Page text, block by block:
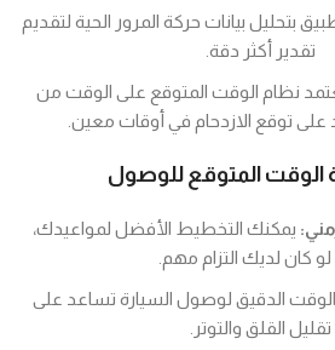
بتحليل بيانات حركة المرور الحية لتقديم
تقدير أكثر دقة.
نظام الوقت المتوقع على الوقت من
على توقع الازدحام في أوقات معين.
الوقت المتوقع للوصول
يمكنك التخطيط الأفضل لمواعيدك،
كان لديك التزام مهم.
الدقيق لوصول السيارة تساعد على
تقليل القلق والتوتر.